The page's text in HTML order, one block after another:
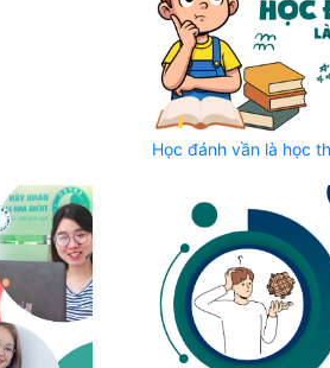
Học đánh vần là học